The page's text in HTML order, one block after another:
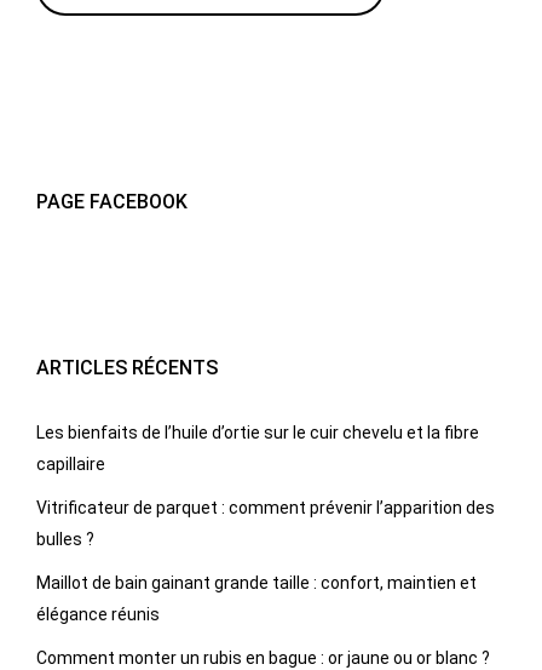
PAGE FACEBOOK
ARTICLES RÉCENTS
Les bienfaits de l’huile d’ortie sur le cuir chevelu et la fibre
capillaire
Vitrificateur de parquet : comment prévenir l’apparition des
bulles ?
Maillot de bain gainant grande taille : confort, maintien et
élégance réunis
Comment monter un rubis en bague : or jaune ou or blanc ?